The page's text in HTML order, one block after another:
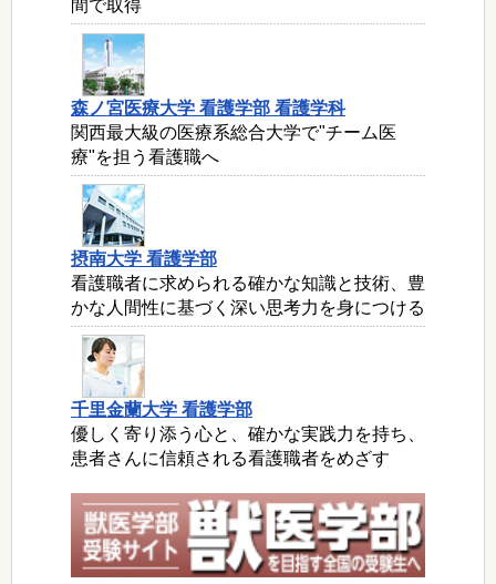
間で取得
森ノ宮医療大学 看護学部 看護学科
関西最大級の医療系総合大学で"チーム医
療"を担う看護職へ
摂南大学 看護学部
看護職者に求められる確かな知識と技術、豊
かな人間性に基づく深い思考力を身につける
千里金蘭大学 看護学部
優しく寄り添う心と、確かな実践力を持ち、
患者さんに信頼される看護職者をめざす